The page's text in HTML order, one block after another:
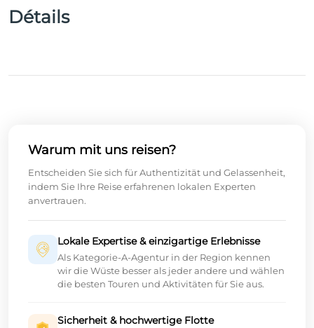
Détails
Warum mit uns reisen?
Entscheiden Sie sich für Authentizität und Gelassenheit,
indem Sie Ihre Reise erfahrenen lokalen Experten
anvertrauen.
Lokale Expertise & einzigartige Erlebnisse
Als Kategorie-A-Agentur in der Region kennen
wir die Wüste besser als jeder andere und wählen
die besten Touren und Aktivitäten für Sie aus.
Sicherheit & hochwertige Flotte